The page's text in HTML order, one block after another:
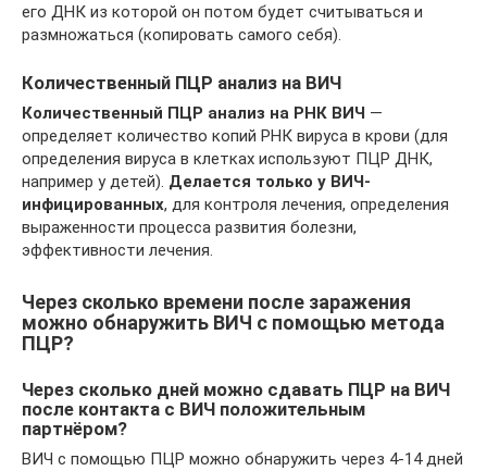
его ДНК из которой он потом будет считываться и
размножаться (копировать самого себя).
Количественный ПЦР анализ на ВИЧ
Количественный ПЦР анализ на РНК ВИЧ —
определяет количество копий РНК вируса в крови (для
определения вируса в клетках используют ПЦР ДНК,
например у детей). Делается только у ВИЧ-
инфицированных, для контроля лечения, определения
выраженности процесса развития болезни,
эффективности лечения.
Через сколько времени после заражения
можно обнаружить ВИЧ с помощью метода
ПЦР?
Через сколько дней можно сдавать ПЦР на ВИЧ
после контакта с ВИЧ положительным
партнёром?
ВИЧ с помощью ПЦР можно обнаружить через 4-14 дней